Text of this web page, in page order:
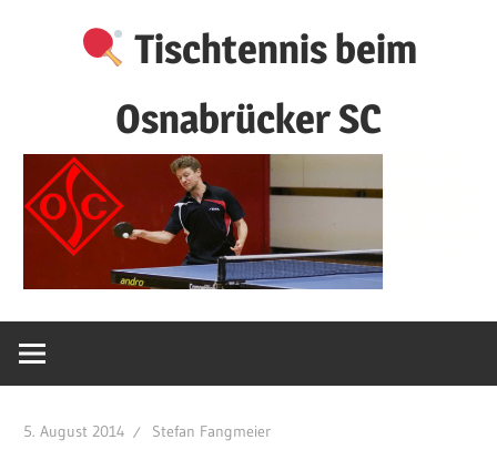
Tischtennis beim
Osnabrücker SC
5. August 2014 Stefan Fangmeier